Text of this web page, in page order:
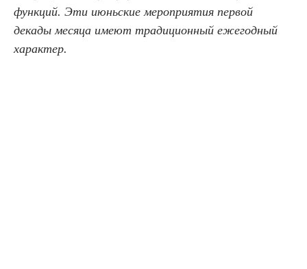
функций. Эти июньские мероприятия первой
декады месяца имеют традиционный ежегодный
характер.